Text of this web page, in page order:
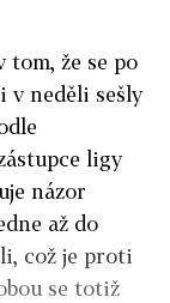
že se po
v neděli sešly
ligy
názor
až do
což je proti
se totiž